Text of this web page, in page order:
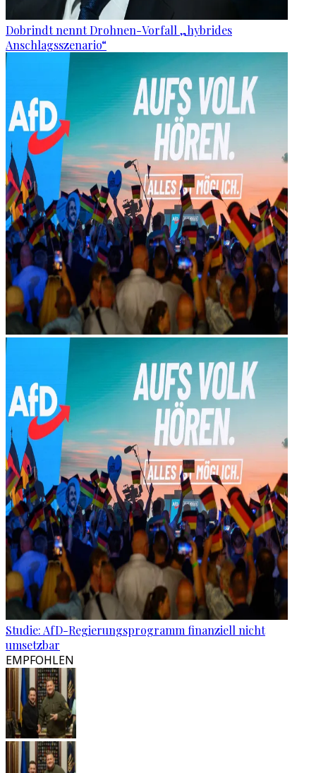
Dobrindt nennt Drohnen-Vorfall „hybrides
Anschlagsszenario“
Studie: AfD-Regierungsprogramm finanziell nicht
umsetzbar
EMPFOHLEN